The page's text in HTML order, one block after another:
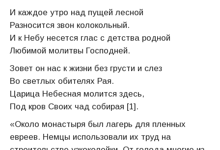
И каждое утро над пущей лесной
Разносится звон колокольный.
И к Небу несется глас с детства родной
Любимой молитвы Господней.
Зовет он нас к жизни без грусти и слез
Во светлых обителях Рая.
Царица Небесная молится здесь,
Под кров Своих чад собирая [1].
«Около монастыря был лагерь для пленных
евреев. Немцы использовали их труд на